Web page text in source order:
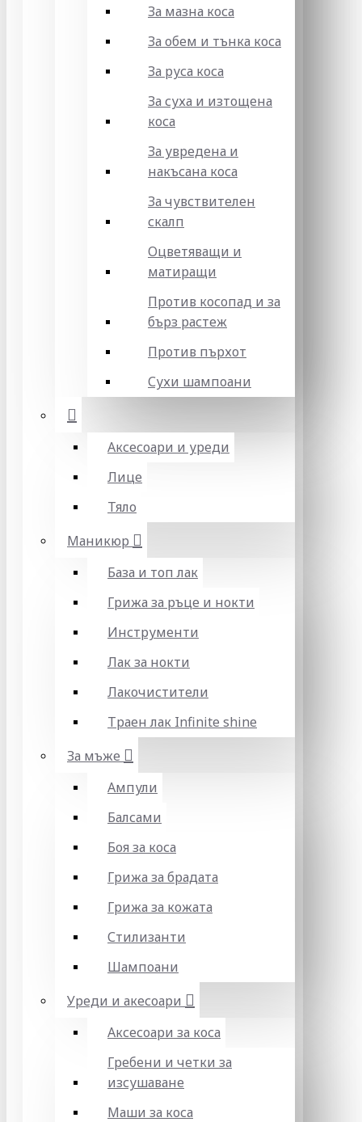
За мазна коса
За обем и тънка коса
За руса коса
За суха и изтощена
коса
За увредена и
накъсана коса
За чувствителен
скалп
Оцветяващи и
матиращи
Против косопад и за
бърз растеж
Против пърхот
Сухи шампоани
Аксесоари и уреди
Лице
Тяло
Маникюр
База и топ лак
Грижа за ръце и нокти
Инструменти
Лак за нокти
Лакочистители
Траен лак Infinite shine
За мъже
Ампули
Балсами
Боя за коса
Грижа за брадата
Грижа за кожата
Стилизанти
Шампоани
Уреди и акесоари
Аксесоари за коса
Гребени и четки за
изсушаване
Маши за коса